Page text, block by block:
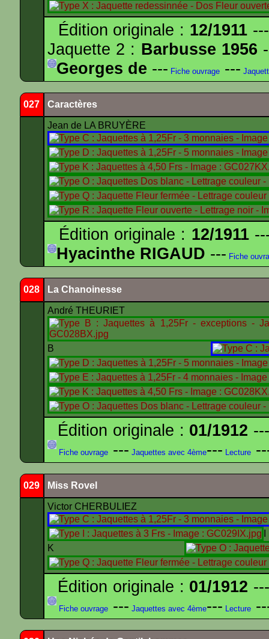
Édition originale : 12/1911
Jaquette 2 : Barbusse 1956
Georges de --- Fiche ouvrage ---
027 Caractères
Jean de LA BRUYÈRE
Édition originale : 12/1911
Hyacinthe RIGAUD --- Fiche
028 La Chanoinesse
André THEURIET
B
Édition originale : 01/1912
Fiche ouvrage --- Jaquettes avec 4ème--- Lecture
029 Miss Rovel
Victor CHERBULIEZ
K
Édition originale : 01/1912
Fiche ouvrage --- Jaquettes avec 4ème--- Lecture